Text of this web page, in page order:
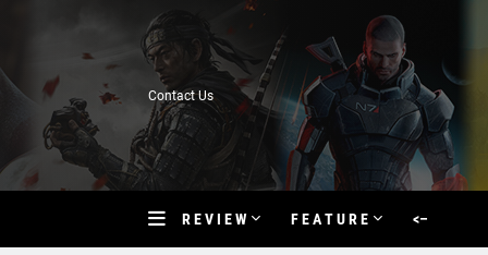
Contact Us
R E V I E W F E A T U R E <–